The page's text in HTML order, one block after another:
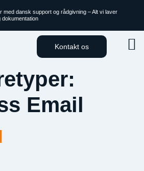
med dansk support og rådgivning – Alt vi laver
dokumentation
Kontakt os
Email